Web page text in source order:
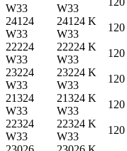
W33
W33
24124
W33
24124 K
W33
120
22224
W33
22224 K
W33
120
23224
W33
23224 K
W33
120
21324
W33
21324 K
W33
120
22324
W33
22324 K
W33
120